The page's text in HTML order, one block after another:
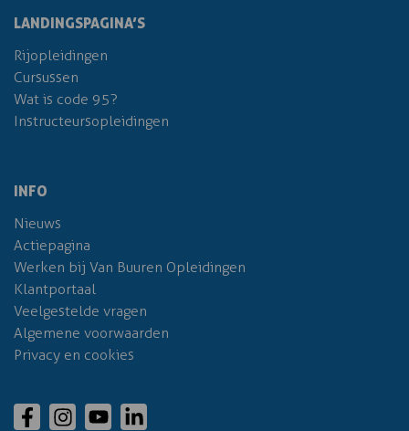
LANDINGSPAGINA’S
Rijopleidingen
Cursussen
Wat is code 95?
Instructeursopleidingen
INFO
Nieuws
Actiepagina
Werken bij Van Buuren Opleidingen
Klantportaal
Veelgestelde vragen
Algemene voorwaarden
Privacy en cookies